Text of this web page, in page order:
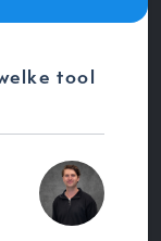
tool